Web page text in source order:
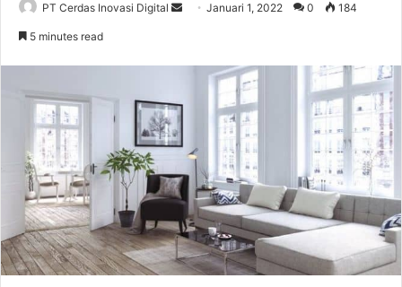
PT Cerdas Inovasi Digital
m
a
i
l
Januari 1, 2022 0 184
5 minutes read